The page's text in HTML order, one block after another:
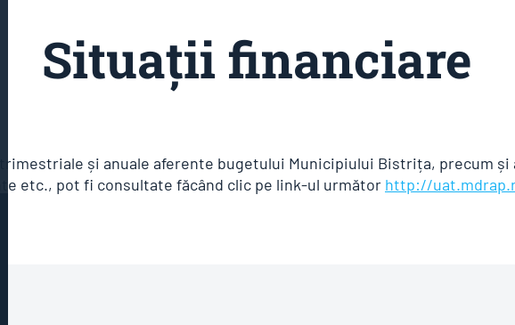
Situații financiare
și anuale aferente bugetului Municipiului Bistrița, precum
etc., pot fi consultate făcând clic pe link-ul următor http://